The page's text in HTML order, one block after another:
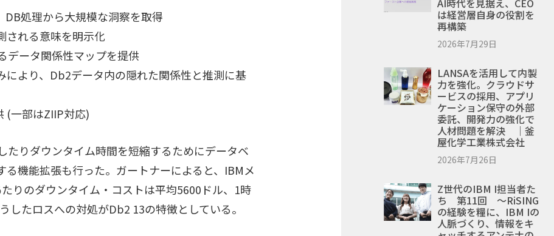
DB処理から大規模な洞察を取得
される意味を明示化
データ関係性マップを提供
により、Db2データ内の隠れた関係性と推測に基
(一部はZIIP対応)
たりダウンタイム時間を短縮するためにデータベ
機能拡張も行った。ガートナーによると、IBMメ
りのダウンタイム・コストは平均5600ドル、1時
したロスへの対処がDb2 13の特徴としている。
AI時代を見据え、CEO
は経営層自身の役割を
再構築
2026年7月29日
LANSAを活用して内製
力を強化。クラウドサ
ービスの採用、アプリ
ケーション保守の外部
委託、開発力の強化で
人材問題を解決 ｜釜
屋化学工業株式会社
2026年7月26日
Z世代のIBM I担当者た
ち 第11回 ～RiSING
の経験を糧に、IBM Iの
人脈づくり、情報をキ